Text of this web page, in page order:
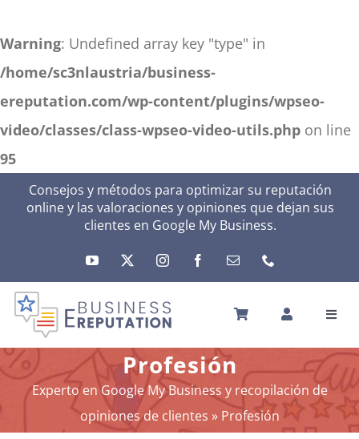
Warning: Undefined array key "type" in
/home/sc3nlaustria/business-
ereputation.com/wp-content/plugins/wpseo-
video/classes/class-wpseo-video-utils.php on line
95
Consejos y métodos para optimizar su reputación
online y las valoraciones y opiniones que dejan sus
clientes en Google My Business.
INICIO
REPUTACIÓN
TU ACTIVIDAD
EL MÉTODO
Profesión
Experto en Google My Business y recopilación de
opiniones de clientes » Profesión